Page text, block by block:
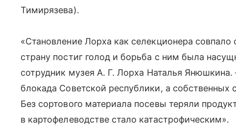
Тимирязева).
«Становление Лорха как селекционера
страну постиг голод и борьба с ним была
сотрудник музея А. Г. Лорха Наталья
блокада Советской республики, а собственных
Без сортового материала посевы теряли
в картофелеводстве стало катастрофическим».